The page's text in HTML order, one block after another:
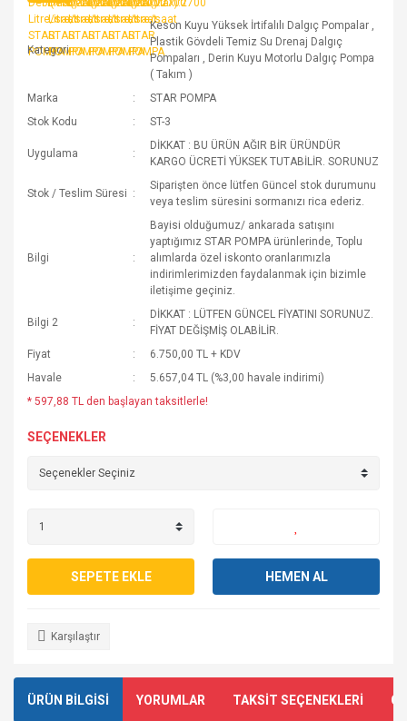
Kategori
Keson Kuyu Yüksek İrtifalılı Dalgıç Pompalar ,
Plastik Gövdeli Temiz Su Drenaj Dalgıç
Pompaları , Derin Kuyu Motorlu Dalgıç Pompa
( Takım )
Marka
STAR POMPA
Stok Kodu
ST-3
Uygulama
DİKKAT : BU ÜRÜN AĞIR BİR ÜRÜNDÜR
KARGO ÜCRETİ YÜKSEK TUTABİLİR. SORUNUZ
Stok / Teslim Süresi
Siparişten önce lütfen Güncel stok durumunu
veya teslim süresini sormanızı rica ederiz.
Bilgi
Bayisi olduğumuz/ ankarada satışını
yaptığımız STAR POMPA ürünlerinde, Toplu
alımlarda özel iskonto oranlarımızla
indirimlerimizden faydalanmak için bizimle
iletişime geçiniz.
Bilgi 2
DİKKAT : LÜTFEN GÜNCEL FİYATINI SORUNUZ.
FİYAT DEĞİŞMİŞ OLABİLİR.
Fiyat
6.750,00 TL + KDV
Havale
5.657,04 TL (%3,00 havale indirimi)
* 597,88 TL den başlayan taksitlerle!
SEÇENEKLER
SEPETE EKLE HEMEN AL
Karşılaştır
ÜRÜN BİLGİSİ YORUMLAR TAKSİT SEÇENEKLERİ